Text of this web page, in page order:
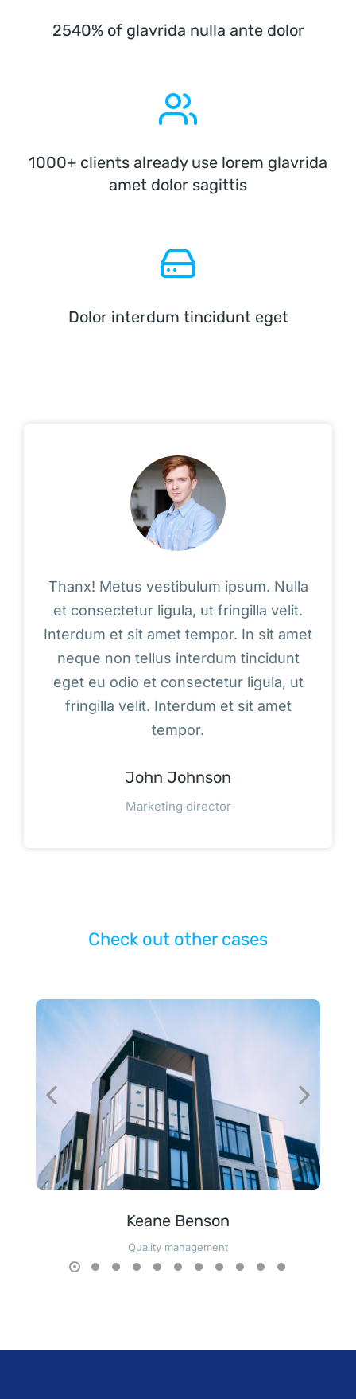
2540% of glavrida nulla ante dolor
1000+ clients already use lorem glavrida
amet dolor sagittis
Dolor interdum tincidunt eget
Thanx! Metus vestibulum ipsum. Nulla
et consectetur ligula, ut fringilla velit.
Interdum et sit amet tempor. In sit amet
neque non tellus interdum tincidunt
eget eu odio et consectetur ligula, ut
fringilla velit. Interdum et sit amet
tempor.
John Johnson
Marketing director
Check out other cases
Keane Benson
Quality management